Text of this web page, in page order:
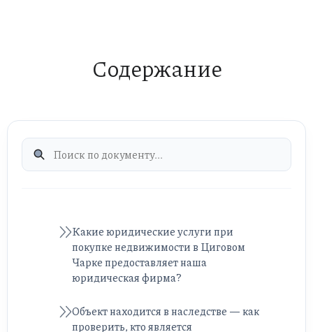
Содержание
Какие юридические услуги при
покупке недвижимости в Циговом
Чарке предоставляет наша
юридическая фирма?
Объект находится в наследстве — как
проверить, кто является